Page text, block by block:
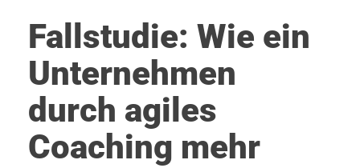
Fallstudie: Wie ein
Unternehmen
durch agiles
Coaching mehr